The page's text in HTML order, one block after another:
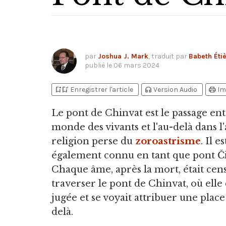
par Joshua J. Mark, traduit par Babeth
publié le 06 mars 2024
bookmark_addbookmark_added Enregistrer l'article headphones Version Audio print
Le pont de Chinvat est le passage
monde des vivants et l'au-delà dans
religion perse du zoroastrisme. Il
également connu en tant que pont
Chaque âme, après la mort, était
traverser le pont de Chinvat, où elle
jugée et se voyait attribuer une
delà.